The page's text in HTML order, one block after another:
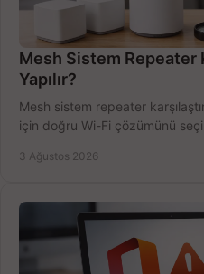
Mesh Sistem Repeater
Yapılır?
Mesh sistem repeater
için doğru Wi-Fi çözümünü
3 Ağustos 2026